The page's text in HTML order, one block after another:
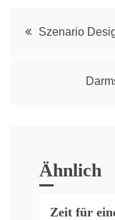
PostSzenario
Ähnlich
Zeit für